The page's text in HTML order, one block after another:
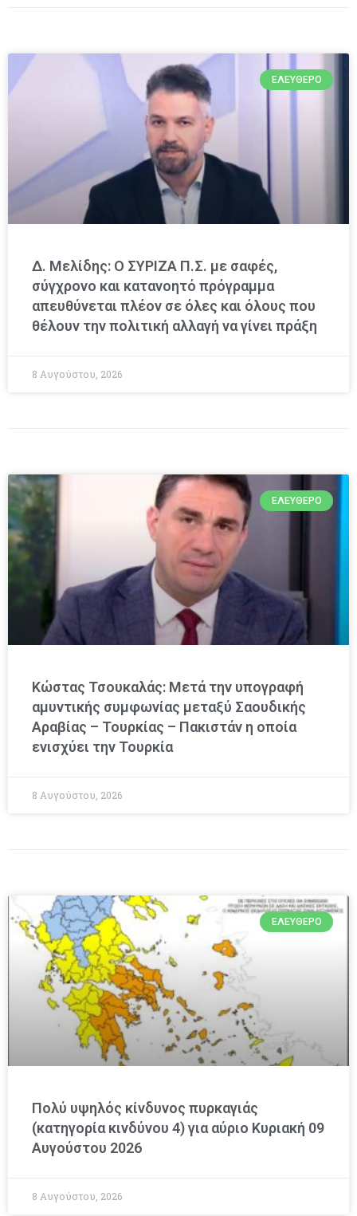
ΕΛΕΎΘΕΡΟ
Δ. Μελίδης: Ο ΣΥΡΙΖΑ Π.Σ. με σαφές,
σύγχρονο και κατανοητό πρόγραμμα
απευθύνεται πλέον σε όλες και όλους που
θέλουν την πολιτική αλλαγή να γίνει πράξη
8 Αυγούστου, 2026
ΕΛΕΎΘΕΡΟ
Κώστας Τσουκαλάς: Μετά την υπογραφή
αμυντικής συμφωνίας μεταξύ Σαουδικής
Αραβίας – Τουρκίας – Πακιστάν η οποία
ενισχύει την Τουρκία
8 Αυγούστου, 2026
ΕΛΕΎΘΕΡΟ
Πολύ υψηλός κίνδυνος πυρκαγιάς
(κατηγορία κινδύνου 4) για αύριο Κυριακή 09
Αυγούστου 2026
8 Αυγούστου, 2026